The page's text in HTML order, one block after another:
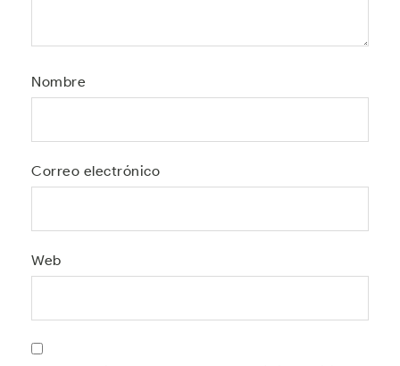
Nombre
Correo electrónico
Web